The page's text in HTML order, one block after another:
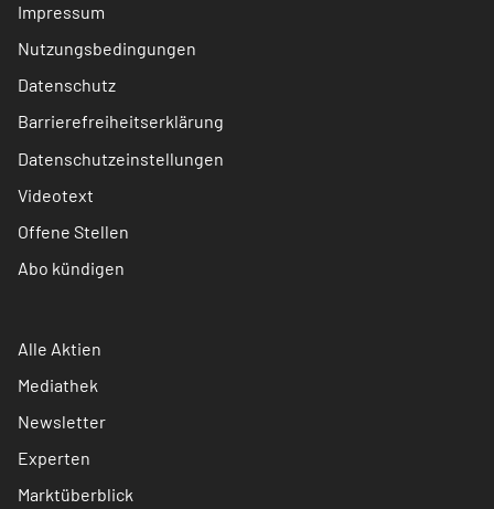
Impressum
Nutzungsbedingungen
Datenschutz
Barrierefreiheitserklärung
Datenschutzeinstellungen
Videotext
Offene Stellen
Abo kündigen
Alle Aktien
Mediathek
Newsletter
Experten
Marktüberblick